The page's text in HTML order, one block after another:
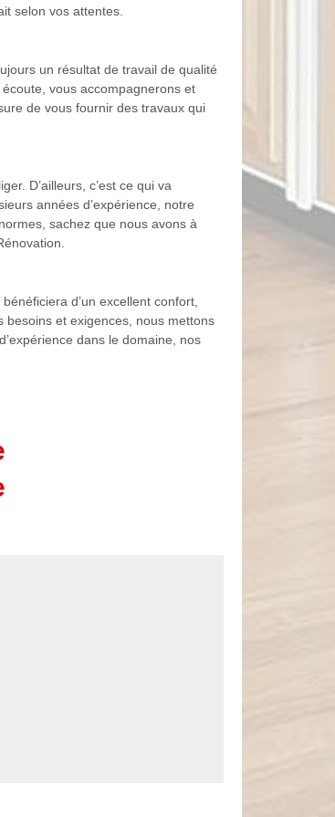
selon vos attentes.
un résultat de travail de qualité
vous accompagnerons et
de vous fournir des travaux qui
D’ailleurs, c’est ce qui va
années d’expérience, notre
sachez que nous avons à
d’un excellent confort,
besoins et exigences, nous mettons
dans le domaine, nos